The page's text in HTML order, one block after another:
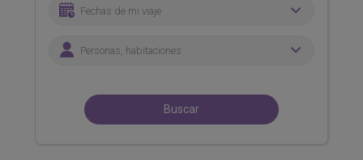
Fechas de mi viaje
Personas, habitaciones
Buscar